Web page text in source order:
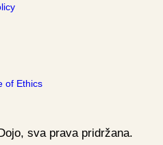
of Ethics
, sva prava pridržana.